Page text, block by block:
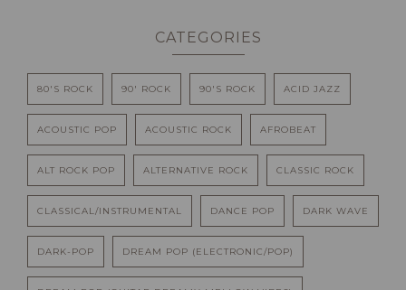
CATEGORIES
80'S ROCK 90' ROCK 90'S ROCK ACID JAZZ
ACOUSTIC POP ACOUSTIC ROCK AFROBEAT
ALT ROCK POP ALTERNATIVE ROCK CLASSIC ROCK
CLASSICAL/INSTRUMENTAL DANCE POP DARK WAVE
DARK-POP DREAM POP (ELECTRONIC/POP)